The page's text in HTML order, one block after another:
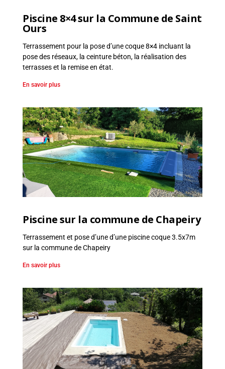
Piscine 8×4 sur la Commune de Saint
Ours
Terrassement pour la pose d’une coque 8×4 incluant la
pose des réseaux, la ceinture béton, la réalisation des
terrasses et la remise en état.
En savoir plus
Piscine sur la commune de Chapeiry
Terrassement et pose d’une d’une piscine coque 3.5x7m
sur la commune de Chapeiry
En savoir plus